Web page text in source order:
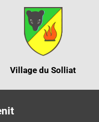
Village du Solliat